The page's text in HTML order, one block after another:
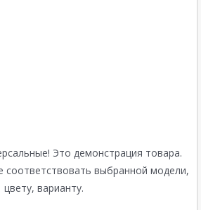
Это демонстрация товара.
соответствовать выбранной модели,
цвету, варианту.